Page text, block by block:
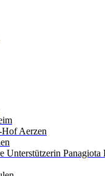
Aerzen
Unterstützerin Panagiota